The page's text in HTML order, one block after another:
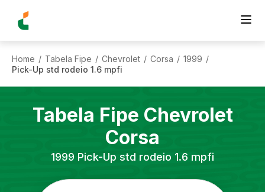
Home / Tabela Fipe / Chevrolet / Corsa / 1999 /
Pick-Up std rodeio 1.6 mpfi
Tabela Fipe Chevrolet
Corsa
1999 Pick-Up std rodeio 1.6 mpfi